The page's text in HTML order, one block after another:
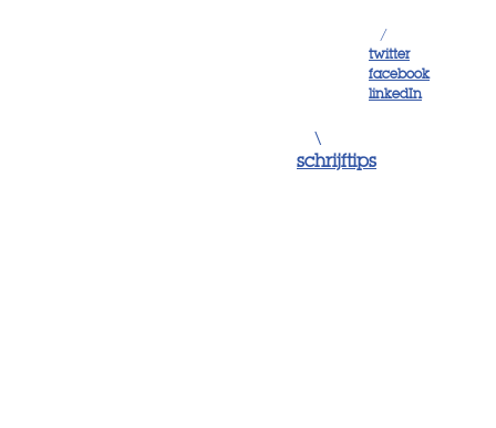
/
twitter
facebook
linkedIn
\
schrijftips